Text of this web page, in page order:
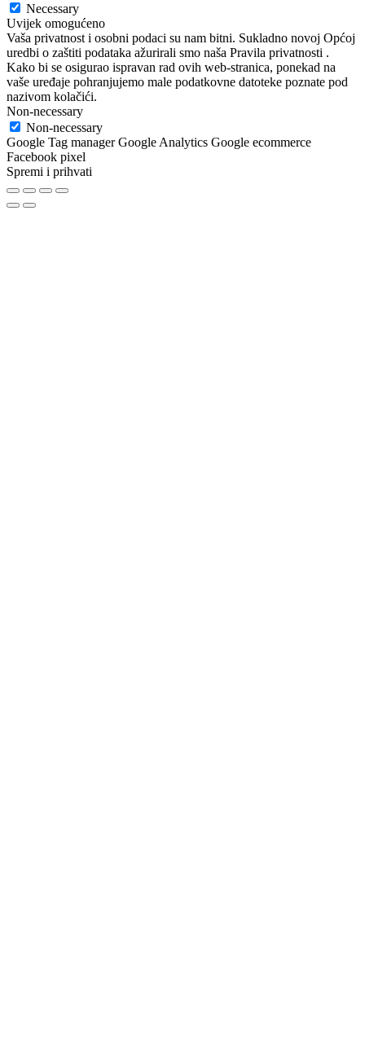
Necessary
Uvijek omogućeno
Vaša privatnost i osobni podaci su nam bitni. Sukladno novoj Općoj
uredbi o zaštiti podataka ažurirali smo naša Pravila privatnosti .
Kako bi se osigurao ispravan rad ovih web-stranica, ponekad na
vaše uređaje pohranjujemo male podatkovne datoteke poznate pod
nazivom kolačići.
Non-necessary
Non-necessary
Google Tag manager Google Analytics Google ecommerce
Facebook pixel
Spremi i prihvati